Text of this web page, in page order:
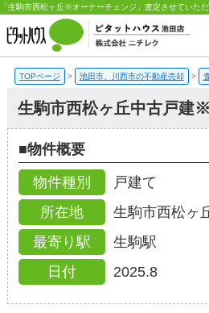
TOPページ > 池田市、川西市の不動産売却 >
生駒市西松ヶ丘中古戸建
■物件概要
物件種別
戸建て
所在地
生駒市西松ヶ
最寄り駅
生駒駅
日付
2025.8